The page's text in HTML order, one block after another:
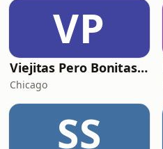
VP
Viejitas Pero Bonitas Radio
Chicago
SS